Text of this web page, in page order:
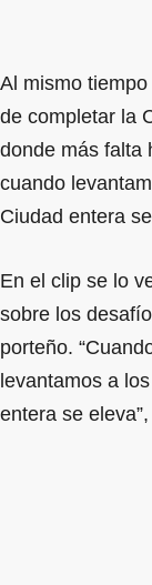
Al mismo
de completar la
donde más falta
cuando
Ciudad entera
En el clip se lo
sobre los
porteño.
levantamos a
entera se